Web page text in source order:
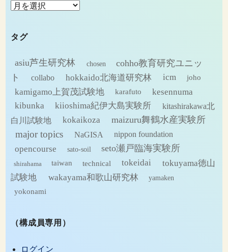
ア
カ
ブ
タグ
asiu芦生研究林 chosen
cohho教育研究ユニッ
ト
collabo hokkaido北海道研究林 icm joho
kamigamo上賀茂試験地 karafuto
kesennuma
kibunka
kiioshima紀伊大島実験所
kitashirakawa北
白川試験地
kokaikoza maizuru舞鶴水産実験所
major topics NaGISA nippon foundation
opencourse sato-soil seto瀬戸臨海実験所
shirahama taiwan technical tokeidai
tokuyama徳山
試験地
wakayama和歌山研究林
yamaken
yokonami
（構成員専用）
ログイン